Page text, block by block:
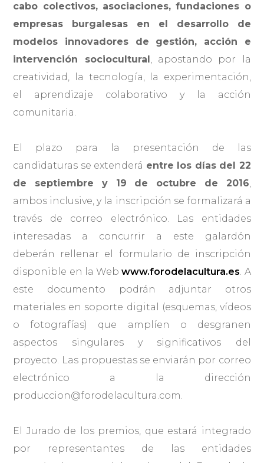
cabo colectivos, asociaciones, fundaciones o
empresas burgalesas en el desarrollo de
modelos innovadores de gestión, acción e
intervención sociocultural , apostando por la
creatividad, la tecnología, la experimentación,
el aprendizaje colaborativo y la acción
comunitaria.
El plazo para la presentación de las
candidaturas se extenderá entre los días del 22
de septiembre y 19 de octubre de 2016,
ambos inclusive, y la inscripción se formalizará a
través de correo electrónico. Las entidades
interesadas a concurrir a este galardón
deberán rellenar el formulario de inscripción
disponible en la Webwww.forodelacultura.es. A
este documento podrán adjuntar otros
materiales en soporte digital (esquemas, vídeos
o fotografías) que amplíen o desgranen
aspectos singulares y significativos del
proyecto. Las propuestas se enviarán por correo
electrónico a la dirección
produccion@forodelacultura.com.
El Jurado de los premios, que estará integrado
por representantes de las entidades